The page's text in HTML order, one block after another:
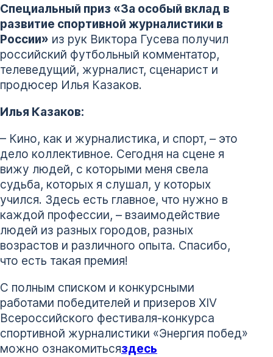
Специальный приз «За особый вклад в
развитие спортивной журналистики в
России» из рук Виктора Гусева получил
российский футбольный комментатор,
телеведущий, журналист, сценарист и
продюсер Илья Казаков.
Илья Казаков:
– Кино, как и журналистика, и спорт, – это
дело коллективное. Сегодня на сцене я
вижу людей, с которыми меня свела
судьба, которых я слушал, у которых
учился. Здесь есть главное, что нужно в
каждой профессии, – взаимодействие
людей из разных городов, разных
возрастов и различного опыта. Спасибо,
что есть такая премия!
С полным списком и конкурсными
работами победителей и призеров ХIV
Всероссийского фестиваля-конкурса
спортивной журналистики «Энергия побед»
можно ознакомитьсяздесь